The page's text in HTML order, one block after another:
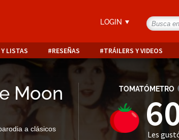
LOGIN
LISTAS RESEÑAS TRÁILERS Y VIDEOS
Moon
a clásicos
TOMATÓMETRO
Les